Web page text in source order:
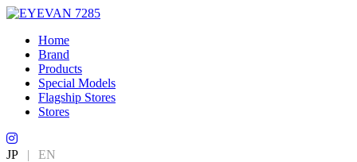
Home
Brand
Products
Special Models
Flagship Stores
Stores
JP | EN